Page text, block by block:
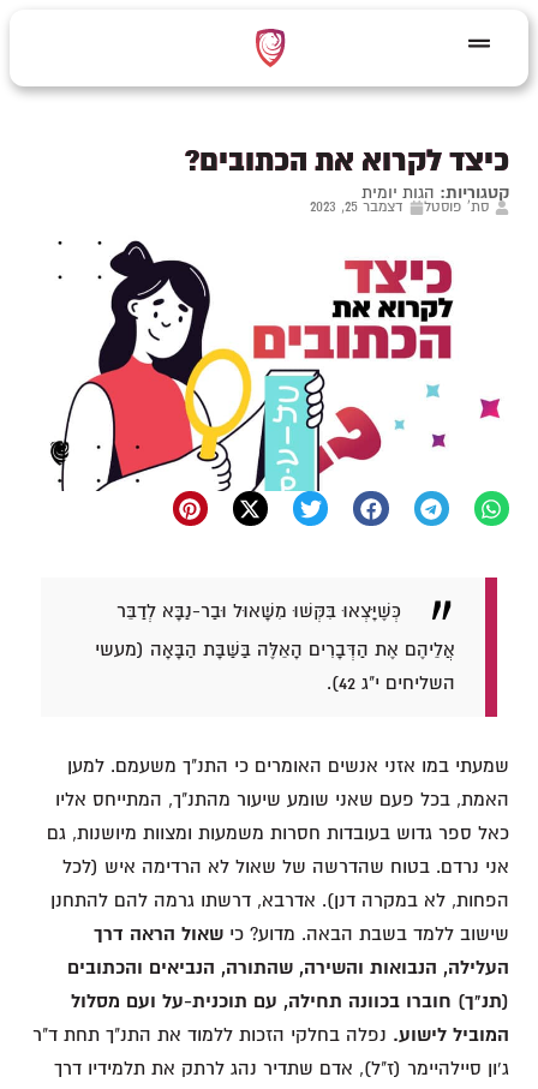
כיצד לקרוא את הכתובים?
קטגוריות: הגות יומית
סת' פוסטל דצמבר 25, 2023
כְּשֶׁיָּצְאוּ בִּקְּשׁוּ מִשָּׁאוּל וּבַר-נַבָּא לְדַבֵּר
אֲלֵיהֶם אֶת הַדְּבָרִים הָאֵלֶּה בַּשַּׁבָּת הַבָּאָה (מעשי
השליחים י"ג 42).
שמעתי במו אזני אנשים האומרים כי התנ"ך משעמם. למען
האמת, בכל פעם שאני שומע שיעור מהתנ"ך, המתייחס אליו
כאל ספר גדוש בעובדות חסרות משמעות ומצוות מיושנות, גם
אני נרדם. בטוח שהדרשה של שאול לא הרדימה איש (לכל
הפחות, לא במקרה דנן). אדרבא, דרשתו גרמה להם להתחנן
שישוב ללמד בשבת הבאה. מדוע? כי שאול הראה דרך
העלילה, הנבואות והשירה, שהתורה, הנביאים והכתובים
(תנ"ך) חוברו בכוונה תחילה, עם תוכנית-על ועם מסלול
המוביל לישוע. נפלה בחלקי הזכות ללמוד את התנ"ך תחת ד"ר
ג'ון סיילהיימר (ז"ל), אדם שתדיר נהג לרתק את תלמידיו דרך